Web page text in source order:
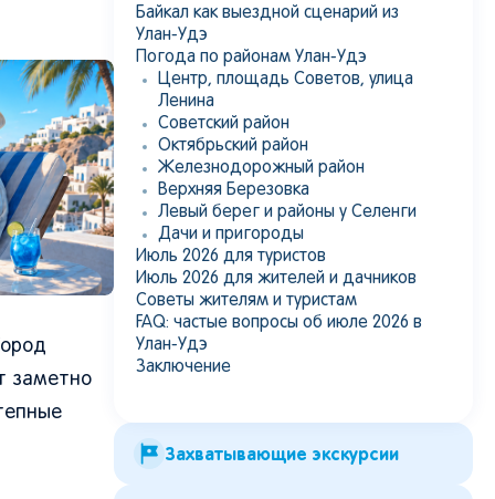
заметно
Байкал как выездной сценарий из
Улан-Удэ
Погода по районам Улан-Удэ
Центр, площадь Советов, улица
Ленина
Советский район
Октябрьский район
Железнодорожный район
Верхняя Березовка
Левый берег и районы у Селенги
Дачи и пригороды
Июль 2026 для туристов
Июль 2026 для жителей и дачников
Советы жителям и туристам
FAQ: частые вопросы об июле 2026 в
Улан-Удэ
Заключение
Захватывающие экскурсии